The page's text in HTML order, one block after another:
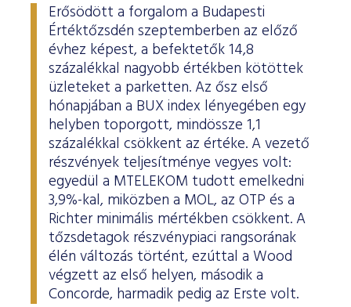
Erősödött a forgalom a Budapesti
Értéktőzsdén szeptemberben az előző
évhez képest, a befektetők 14,8
százalékkal nagyobb értékben kötöttek
üzleteket a parketten. Az ősz első
hónapjában a BUX index lényegében egy
helyben toporgott, mindössze 1,1
százalékkal csökkent az értéke. A vezető
részvények teljesítménye vegyes volt:
egyedül a MTELEKOM tudott emelkedni
3,9%-kal, miközben a MOL, az OTP és a
Richter minimális mértékben csökkent. A
tőzsdetagok részvénypiaci rangsorának
élén változás történt, ezúttal a Wood
végzett az első helyen, második a
Concorde, harmadik pedig az Erste volt.